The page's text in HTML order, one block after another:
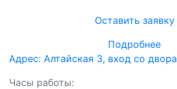
Оставить заявку
Подробнее
Адрес: Алтайская 3, вход со двора
Часы работы: